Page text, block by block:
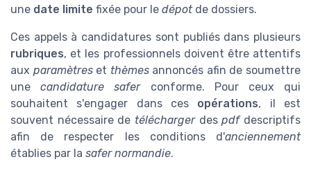
une date limite fixée pour le dépotde dossiers.
Ces appels à candidatures sont publiés dans plusieurs
rubriques, et les professionnels doivent être attentifs
aux paramètreset thèmesannoncés afin de soumettre
unecandidature saferconforme. Pour ceux qui
souhaitent s'engager dans ces opérations, il est
souvent nécessaire de téléchargerdespdfdescriptifs
afin de respecter les conditions d'anciennement
établies par la safer normandie.